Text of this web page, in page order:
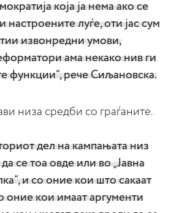
која ја нема ако се
настроените луѓе, оти јас сум
извонредни умови,
ама некако нив ги
функции“, рече Сиљановска.
низа средби со граѓаните.
дел на кампањата низ
се тоа овде или во „Јавна
и со оние кои што сакаат
оние кои имаат аргументи